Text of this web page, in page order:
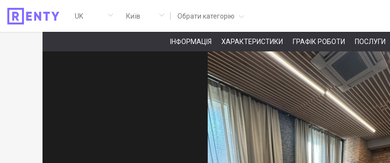
Обрати категорію
ІНФОРМАЦІЯ ХАРАКТЕРИСТИКИ ГРАФІК РОБОТИ ПОСЛУГИ